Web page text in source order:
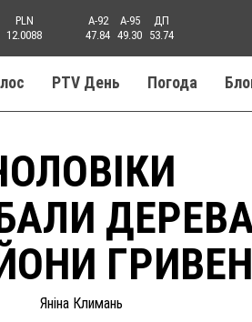
PLN
12.0088
A-92
47.84
A-95
49.30
ДП
53.74
PTV День Погода
ДЕРЕВА
Яніна Климань